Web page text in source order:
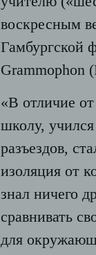
воскресным
Гамбургской
Grammophon
«В отличие
школу,
разъездов,
изоляция от
знал ничего
сравнивать
для